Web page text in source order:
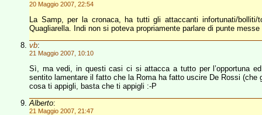
20 Maggio 2007, 22:54
La Samp, per la cronaca, ha tutti gli attaccanti infortunati/
Quagliarella. Indi non si poteva propriamente parlare di punte
vb:
21 Maggio 2007, 10:10
Sì, ma vedi, in questi casi ci si attacca a tutto per l’opportuna
sentito lamentare il fatto che la Roma ha fatto uscire De Rossi
cosa ti appigli, basta che ti appigli :-P
Alberto:
21 Maggio 2007, 21:47